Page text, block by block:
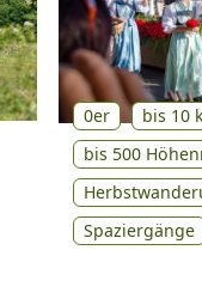
0er
bis 10
bis 500
Spaziergänge